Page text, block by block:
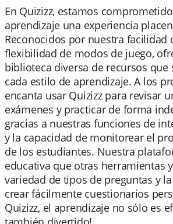
En Quizizz, estamos
aprendizaje una experiencia
Reconocidos por nuestra facilidad
flexibilidad de modos de juego,
biblioteca diversa de recursos que
cada estilo de aprendizaje. A los
encanta usar Quizizz para revisar
exámenes y practicar de forma
gracias a nuestras funciones de
y la capacidad de monitorear el
de los estudiantes. Nuestra
educativa que otras herramientas
variedad de tipos de preguntas y
crear fácilmente cuestionarios
Quizizz, el aprendizaje no sólo es